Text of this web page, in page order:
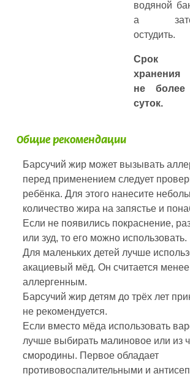
водяной
а
остудить.
Срок
не
суток.
Общие рекомендации
Барсучий жир может вызывать
перед применением следует
ребёнка. Для этого нанесите
количество жира на запястье и
Если не появились покраснение,
или зуд, то его можно использовать.
Для маленьких детей лучше
акациевый мёд. Он считается менее
аллергенным.
Барсучий жир детям до трёх лет
не рекомендуется.
Если вместо мёда использовать
лучше выбирать малиновое или из
смородины. Первое обладает
противовоспалительными и